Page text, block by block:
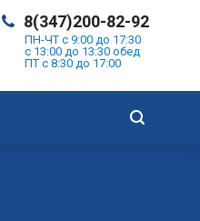
8(347)200-82-92
ПН-ЧТ с 9:00 до 17:30
с 13:00 до 13:30 обед
ПТ с 8:30 до 17:00